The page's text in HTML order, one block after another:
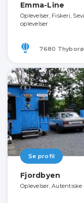
Emma-Line
Oplevelser, Fiskeri,
oplevelser
7680
Se profil
Fjordbyen
Oplevelser, Autentiske